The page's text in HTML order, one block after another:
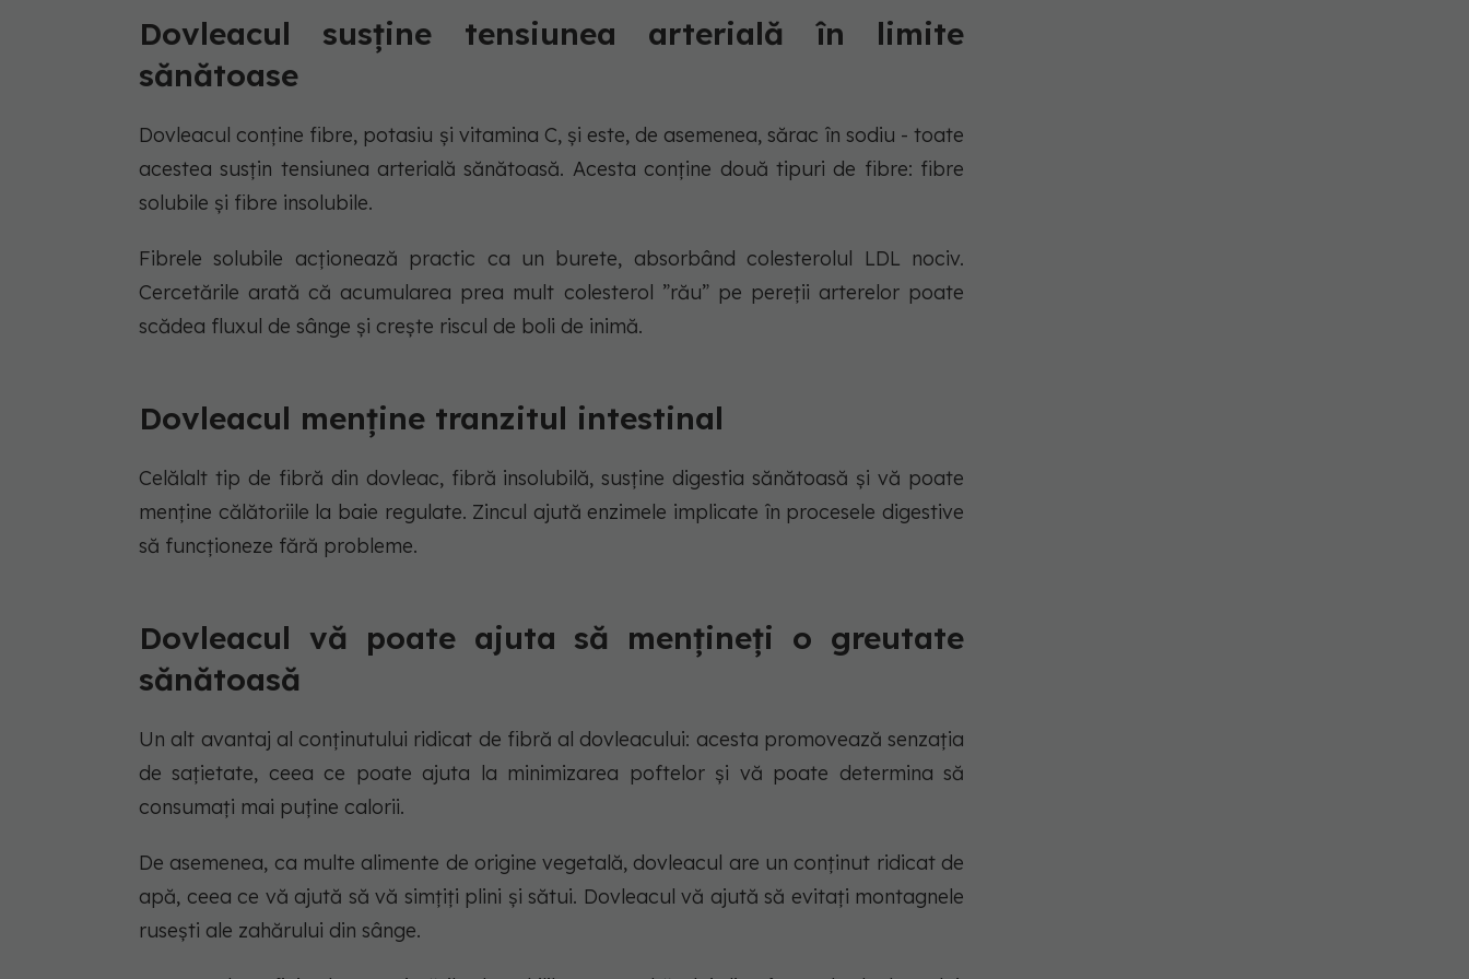
Dovleacul susține tensiunea arterială în limite
sănătoase
Dovleacul conține fibre, potasiu și vitamina C, și este, de asemenea, sărac în sodiu - toate
acestea susțin tensiunea arterială sănătoasă. Acesta conține două tipuri de fibre: fibre
solubile și fibre insolubile.
Fibrele solubile acționează practic ca un burete, absorbând colesterolul LDL nociv.
Cercetările arată că acumularea prea mult colesterol ”rău” pe pereții arterelor poate
scădea fluxul de sânge și crește riscul de boli de inimă.
Dovleacul menține tranzitul intestinal
Celălalt tip de fibră din dovleac, fibră insolubilă, susține digestia sănătoasă și vă poate
menține călătoriile la baie regulate. Zincul ajută enzimele implicate în procesele digestive
să funcționeze fără probleme.
Dovleacul vă poate ajuta să mențineți o greutate
sănătoasă
Un alt avantaj al conținutului ridicat de fibră al dovleacului: acesta promovează senzația
de sațietate, ceea ce poate ajuta la minimizarea poftelor și vă poate determina să
consumați mai puține calorii.
De asemenea, ca multe alimente de origine vegetală, dovleacul are un conținut ridicat de
apă, ceea ce vă ajută să vă simțiți plini și sătui. Dovleacul vă ajută să evitați montagnele
rusești ale zahărului din sânge.